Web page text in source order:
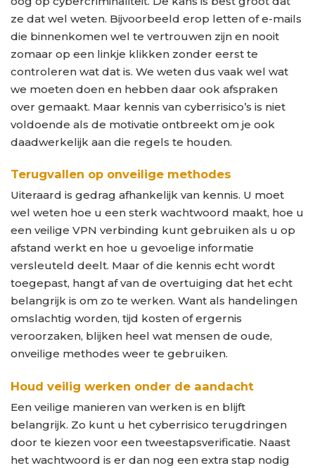
ze dat wel weten. Bijvoorbeeld erop letten of e-mails
die binnenkomen wel te vertrouwen zijn en nooit
zomaar op een linkje klikken zonder eerst te
controleren wat dat is. We weten dus vaak wel wat
we moeten doen en hebben daar ook afspraken
over gemaakt. Maar kennis van cyberrisico’s is niet
voldoende als de motivatie ontbreekt om je ook
daadwerkelijk aan die regels te houden.
Terugvallen op onveilige methodes
Uiteraard is gedrag afhankelijk van kennis. U moet
wel weten hoe u een sterk wachtwoord maakt, hoe u
een veilige VPN verbinding kunt gebruiken als u op
afstand werkt en hoe u gevoelige informatie
versleuteld deelt. Maar of die kennis echt wordt
toegepast, hangt af van de overtuiging dat het echt
belangrijk is om zo te werken. Want als handelingen
omslachtig worden, tijd kosten of ergernis
veroorzaken, blijken heel wat mensen de oude,
onveilige methodes weer te gebruiken.
Houd veilig werken onder de aandacht
Een veilige manieren van werken is en blijft
belangrijk. Zo kunt u het cyberrisico terugdringen
door te kiezen voor een tweestapsverificatie. Naast
het wachtwoord is er dan nog een extra stap nodig